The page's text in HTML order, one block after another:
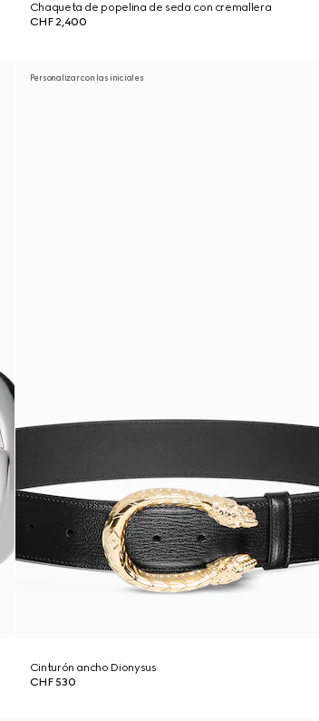
Chaqueta de popelina de seda con cremallera
CHF 2,400
Personalizar con las iniciales
Cinturón ancho Dionysus
CHF 530